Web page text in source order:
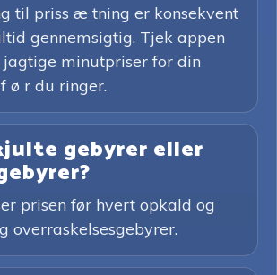
til priss æ tning er konsekvent
gennemsigtig. Tjek appen
jagtige minutpriser for din
ø r du ringer.
gebyrer eller
prisen før hvert opkald og
overraskelsesgebyrer.